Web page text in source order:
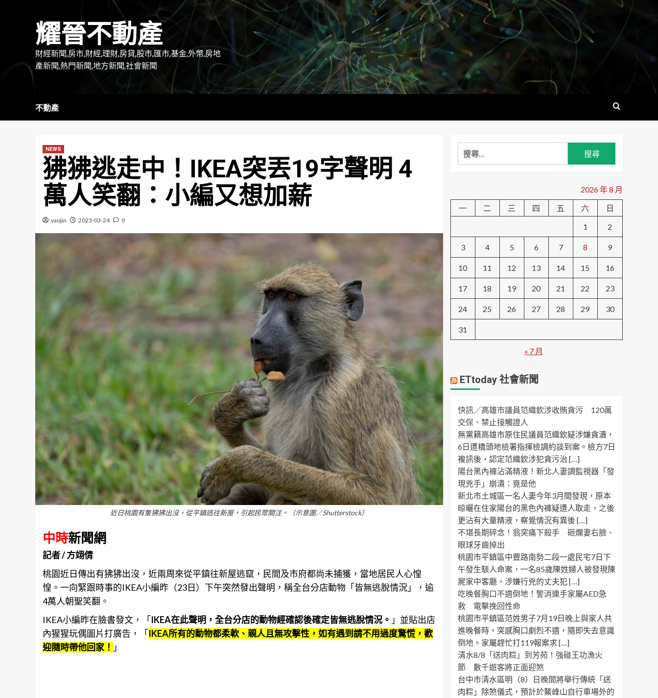
耀晉不動產
財經新聞,房市,財經,理財,房貸,股市,匯市,基金,外幣,房地
產新聞,熱門新聞,地方新聞,社會新聞
不動產
NEWS
狒狒逃走中！IKEA突丟19字聲明 4
萬人笑翻：小編又想加薪
yaojin 2023-03-24 0
近日桃園有隻狒狒出沒，從平鎮逃往新屋，引起民眾關注。（示意圖／Shutterstock）
中時新聞網
記者 / 方翊倩
桃園近日傳出有狒狒出沒，近兩周來從平鎮往新屋逃竄，民間及市府都尚未捕獲，當地居民人心惶
惶。一向緊跟時事的IKEA小編昨（23日）下午突然發出聲明，稱全台分店動物「皆無逃脫情況」，逾
4萬人朝聖笑翻。
IKEA小編昨在臉書發文，「IKEA在此聲明，全台分店的動物經確認後確定皆無逃脫情況。 」並貼出店
內猩猩玩偶圖片打廣告，「IKEA所有的動物都柔軟、親人且無攻擊性，如有遇到請不用過度驚慌，歡
迎隨時帶他回家！ 」
搜
尋
字:
2026 年 8 月
一
二 三 四 五 六
日
1
2
3 4 5 6 7 8 9
10 11 12 13 14 15 16
17 18 19 20 21 22 23
24 25 26 27 28 29 30
31
« 7 月
ETtoday 社會新聞
快訊／高雄市議員范織欽涉收賄貪污 120萬
交保、禁止接觸證人
無黨籍高雄市原住民議員范織欽疑涉嫌貪瀆，
6日遭橋頭地檢署指揮檢調約談到案。檢方7日
複訊後，認定范織欽涉犯貪污治 […]
陽台黑內褲沾滿精液！新北人妻調監視器「發
現兇手」崩潰：竟是他
新北市土城區一名人妻今年3月間發現，原本
晾曬在住家陽台的黑色內褲疑遭人取走，之後
更沾有大量精液，察覺情況有異後 […]
不堪長期碎念！翁突痛下殺手 砸爛妻右臉、
眼球牙齒掉出
桃園市平鎮區中豐路南勢二段一處民宅7日下
午發生駭人命案，一名85歲陳姓婦人被發現陳
屍家中客廳，涉嫌行兇的丈夫犯 […]
吃晚餐胸口不適倒地！警消連手家屬AED急
救 電擊挽回性命
桃園市平鎮區范姓男子7月19日晚上與家人共
進晚餐時，突感胸口劇烈不適，隨即失去意識
倒地。家屬趕忙打119報案求 […]
清水8/8「送肉粽」到芳苑！強碰王功漁火
節 數千遊客將正面迎煞
台中市清水區明（8）日晚間將舉行傳統「送
肉粽」除煞儀式，預計於鰲峰山自行車場外的